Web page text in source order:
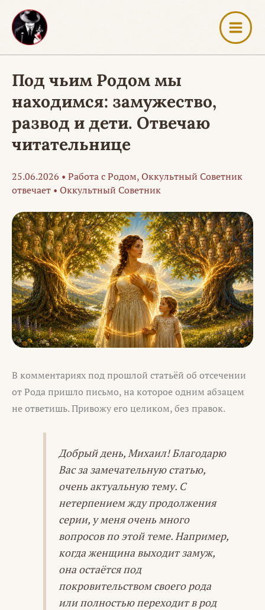
Перейти
содержимому
Под чьим Родом мы
находимся: замужество,
развод и дети. Отвечаю
читательнице
25.06.2026 • Работа с Родом,Оккультный Советник
отвечает • Оккультный Советник
В комментариях под прошлой статьёй об отсечении
от Рода пришло письмо, на которое одним абзацем
не ответишь. Привожу его целиком, без правок.
Добрый день, Михаил! Благодарю
Вас за замечательную статью,
очень актуальную тему. С
нетерпением жду продолжения
серии, у меня очень много
вопросов по этой теме. Например,
когда женщина выходит замуж,
она остаётся под
покровительством своего рода
или полностью переходит в род